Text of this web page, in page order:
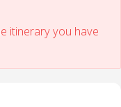
itinerary you have